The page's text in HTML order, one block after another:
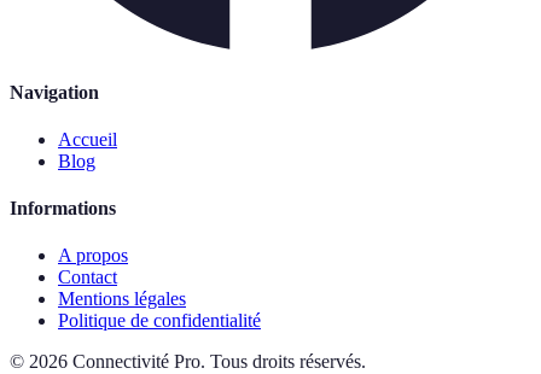
Navigation
Accueil
Blog
Informations
A propos
Contact
Mentions légales
Politique de confidentialité
© 2026 Connectivité Pro. Tous droits réservés.